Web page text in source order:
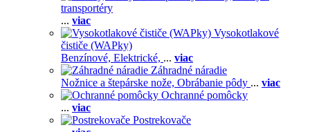
transportéry
... viac
Vysokotlakové
čističe (WAPky)
Benzínové, Elektrické, ... viac
Záhradné náradie
Nožnice a štepárske nože, Obrábanie pôdy ... viac
Ochranné pomôcky
... viac
Postrekovače